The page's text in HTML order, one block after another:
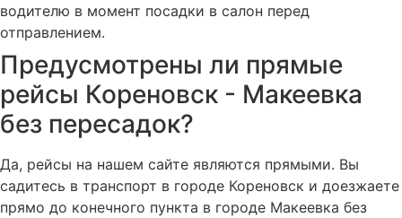
водителю в момент посадки в салон перед
отправлением.
Предусмотрены ли прямые
рейсы Кореновск - Макеевка
без пересадок?
Да, рейсы на нашем сайте являются прямыми. Вы
садитесь в транспорт в городе Кореновск и доезжаете
прямо до конечного пункта в городе Макеевка без